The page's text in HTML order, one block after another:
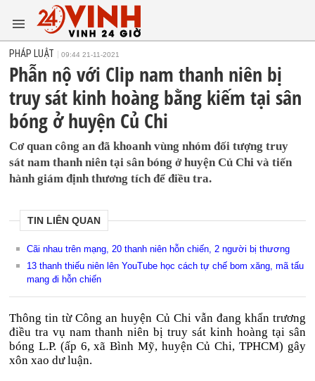
PHÁP LUẬT 09:44 21-11-2021
Phẫn nộ với Clip nam thanh niên bị
truy sát kinh hoàng bằng kiếm tại sân
bóng ở huyện Củ Chi
Cơ quan công an đã khoanh vùng nhóm đối tượng truy
sát nam thanh niên tại sân bóng ở huyện Củ Chi và tiến
hành giám định thương tích để điều tra.
TIN LIÊN QUAN
Cãi nhau trên mạng, 20 thanh niên hỗn chiến, 2 người bị thương
13 thanh thiếu niên lên YouTube học cách tự chế bom xăng, mã tấu
mang đi hỗn chiến
Thông tin từ Công an huyện Củ Chi vẫn đang khẩn trương
điều tra vụ nam thanh niên bị truy sát kinh hoàng tại sân
bóng L.P. (ấp 6, xã Bình Mỹ, huyện Củ Chi, TPHCM) gây
xôn xao dư luận.